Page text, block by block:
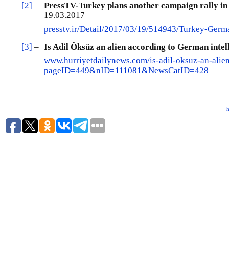
[2] – PressTV-Turkey plans another campaign rally
19.03.2017
presstv.ir/Detail/2017/03/19/514943/Turkey-
[3] – Is Adil Öksüz an alien according to German
www.hurriyetdailynews.com/is-adil-oksuz-an-
pageID=449&nID=111081&NewsCatID=428